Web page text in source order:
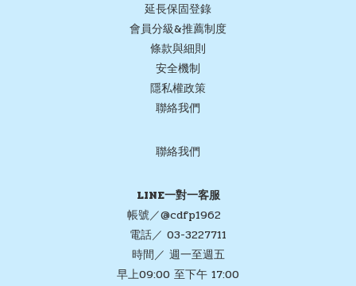
延長保固登錄
會員分級&推薦制度
條款與細則
安全機制
隱私權政策
聯絡我們
聯絡我們
LINE一對一客服
帳號／@cdfp1962
電話／ 03-3227711
時間／ 週一至週五
早上09:00 至下午 17:00